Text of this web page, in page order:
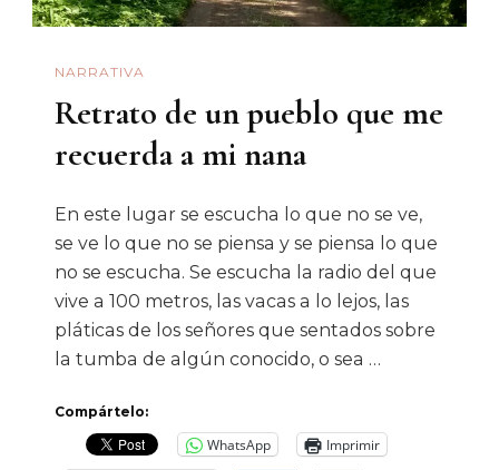
NARRATIVA
Retrato de un pueblo que me
recuerda a mi nana
En este lugar se escucha lo que no se ve,
se ve lo que no se piensa y se piensa lo que
no se escucha. Se escucha la radio del que
vive a 100 metros, las vacas a lo lejos, las
pláticas de los señores que sentados sobre
la tumba de algún conocido, o sea …
Compártelo:
WhatsApp
Imprimir